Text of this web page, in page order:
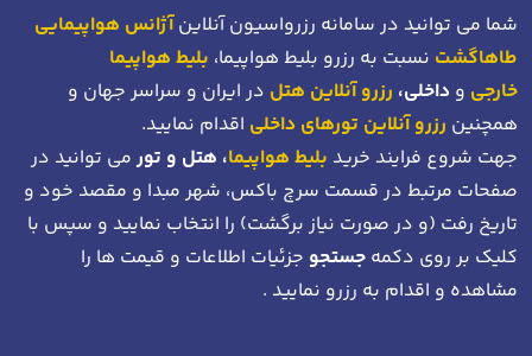
شما می توانید در سامانه رزرواسیون آنلاینآژانس هواپیمایی
طاهاگشت نسبت به رزرو بلیط هواپیما، بلیط هواپیما
خارجی و داخلی، رزرو آنلاین هتل در ایران و سراسر جهان و
همچنین رزرو آنلاین تورهای داخلی اقدام نمایید.
جهت شروع فرایند خرید بلیط هواپیما، هتل و تورمی توانید در
صفحات مرتبط در قسمت سرچ باکس، شهر مبدا و مقصد خود و
تاریخ رفت (و در صورت نیاز برگشت) را انتخاب نمایید و سپس با
کلیک بر روی دکمه جستجو جزئیات اطلاعات و قیمت ها را
مشاهده و اقدام به رزرو نمایید .